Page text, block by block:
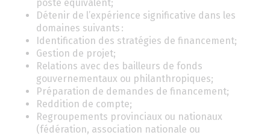
poste équivalent;
Détenir de l’expérience significative dans les
domaines suivants :
Identification des stratégies de financement;
Gestion de projet;
Relations avec des bailleurs de fonds
gouvernementaux ou philanthropiques;
Préparation de demandes de financement;
Reddition de compte;
Regroupements provinciaux ou nationaux
(fédération, association nationale ou